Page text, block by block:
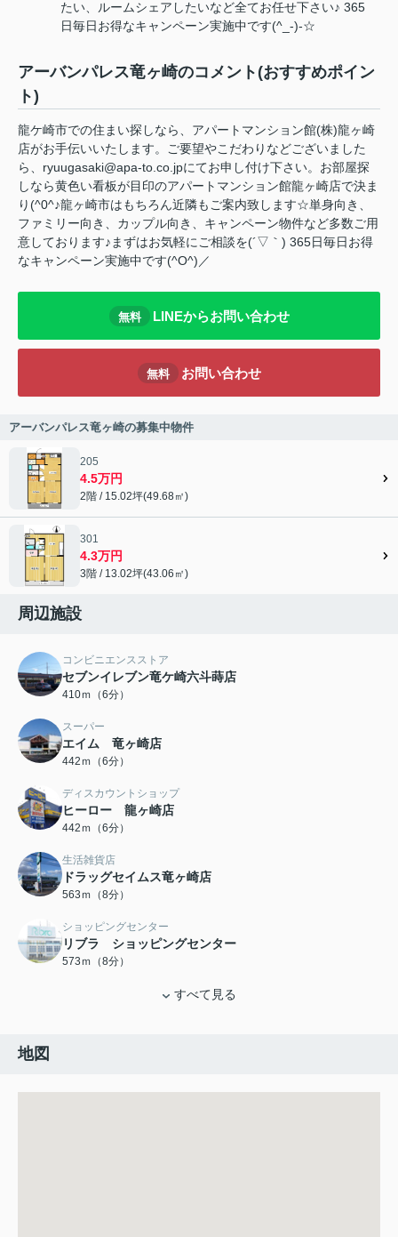
たい、ルームシェアしたいなど全てお任せ下さい♪ 365
日毎日お得なキャンペーン実施中です(^_-)-☆
アーバンパレス竜ヶ崎のコメント(おすすめポイン
ト)
龍ケ崎市での住まい探しなら、アパートマンション館(株)龍ヶ崎
店がお手伝いいたします。ご要望やこだわりなどございました
ら、ryuugasaki@apa-to.co.jpにてお申し付け下さい。お部屋探
しなら黄色い看板が目印のアパートマンション館龍ヶ崎店で決ま
り(^0^♪龍ヶ崎市はもちろん近隣もご案内致します☆単身向き、
ファミリー向き、カップル向き、キャンペーン物件など多数ご用
意しております♪まずはお気軽にご相談を(´▽｀) 365日毎日お得
なキャンペーン実施中です(^O^)／
無料 LINEからお問い合わせ
無料 お問い合わせ
アーバンパレス竜ヶ崎の募集中物件
205
4.5万円
2階 / 15.02坪(49.68㎡)
301
4.3万円
3階 / 13.02坪(43.06㎡)
周辺施設
コンビニエンスストア
セブンイレブン竜ケ崎六斗蒔店
410ｍ（6分）
スーパー
エイム 竜ヶ崎店
442ｍ（6分）
ディスカウントショップ
ヒーロー 龍ヶ崎店
442ｍ（6分）
生活雑貨店
ドラッグセイムス竜ヶ崎店
563ｍ（8分）
ショッピングセンター
リブラ ショッピングセンター
573ｍ（8分）
すべて見る
地図